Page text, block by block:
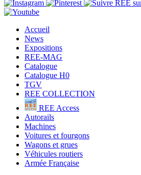
Accueil
News
Expositions
REE-MAG
Catalogue
Catalogue H0
TGV
REE COLLECTION
REE Access
Autorails
Machines
Voitures et fourgons
Wagons et grues
Véhicules routiers
Armée Française